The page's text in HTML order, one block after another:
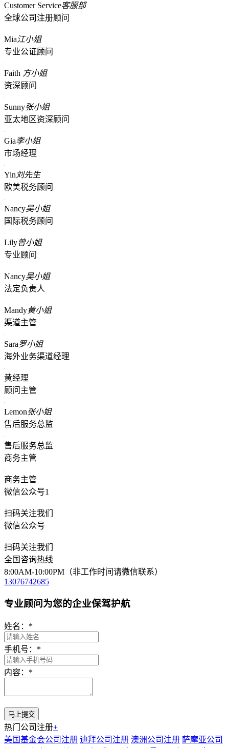
Customer Service客服部
全球公司注册顾问
Mia江小姐
专业公证顾问
Faith 方小姐
资深顾问
Sunny张小姐
亚太地区资深顾问
Gia李小姐
市场经理
Yin 刘先生
欧美税务顾问
Nancy吴小姐
国际税务顾问
Lily曾小姐
专业顾问
Nancy吴小姐
法定负责人
Mandy黄小姐
渠道主管
Sara罗小姐
海外业务渠道经理
黄经理
顾问主管
Lemon张小姐
售后服务总监
售后服务总监
商务主管
商务主管
微信公众号1
扫码关注我们
微信公众号
扫码关注我们
全国咨询热线
8:00AM-10:00PM（非工作时间请微信联系）
13076742685
专业顾问为您的企业保驾护航
姓名： *
手机号： *
内容： *
热门公司注册+
美国基金会公司注册 迪拜公司注册 澳洲公司注册 萨摩亚公司